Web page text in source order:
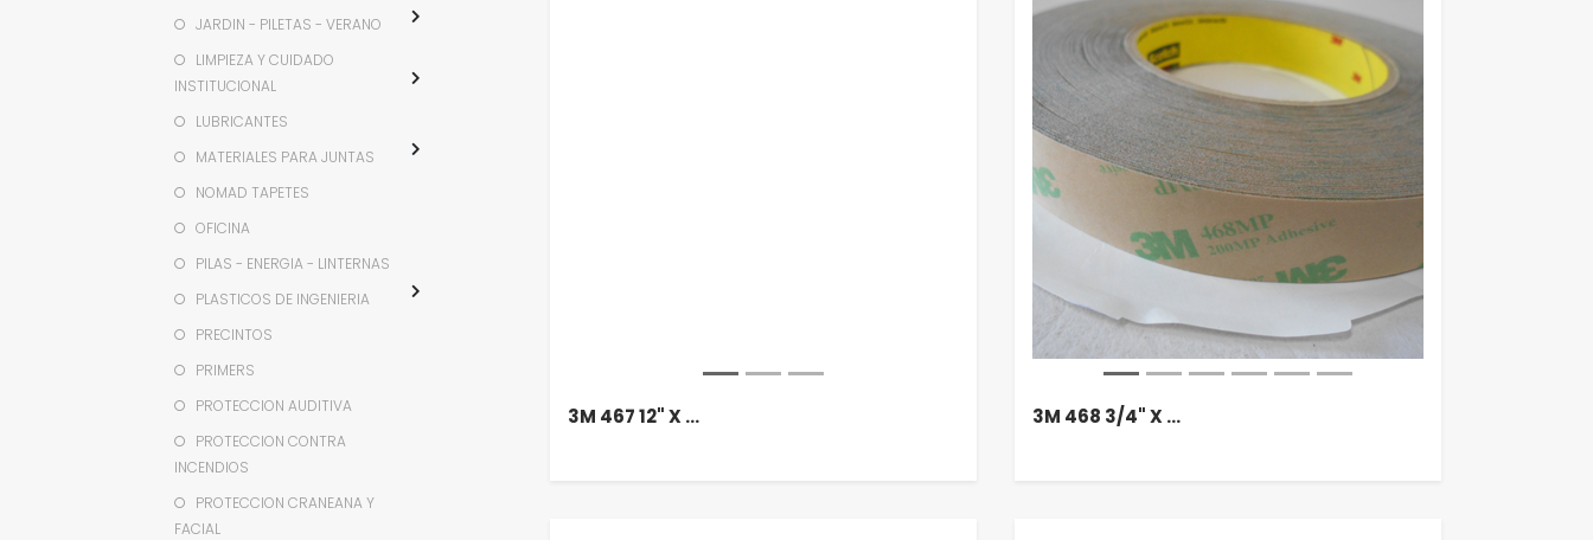
JARDIN - PILETAS - VERANO
LIMPIEZA Y CUIDADO
INSTITUCIONAL
LUBRICANTES
MATERIALES PARA JUNTAS
NOMAD TAPETES
OFICINA
PILAS - ENERGIA - LINTERNAS
PLASTICOS DE INGENIERIA
PRECINTOS
PRIMERS
PROTECCION AUDITIVA
PROTECCION CONTRA
INCENDIOS
PROTECCION CRANEANA Y
FACIAL
3M 467 12" X … 3M 468 3/4" X …